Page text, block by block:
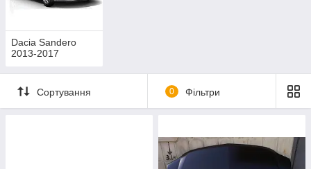
Dacia Sandero
2013-2017
Сортування 0 Фільтри